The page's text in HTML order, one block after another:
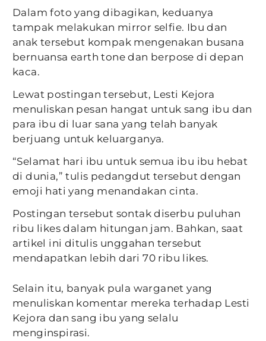
Dalam foto yang dibagikan, keduanya
tampak melakukan mirror selfie. Ibu dan
anak tersebut kompak mengenakan busana
bernuansa earth tone dan berpose di depan
kaca.
Lewat postingan tersebut, Lesti Kejora
menuliskan pesan hangat untuk sang ibu dan
para ibu di luar sana yang telah banyak
berjuang untuk keluarganya.
“Selamat hari ibu untuk semua ibu ibu hebat
di dunia,” tulis pedangdut tersebut dengan
emoji hati yang menandakan cinta.
Postingan tersebut sontak diserbu puluhan
ribu likes dalam hitungan jam. Bahkan, saat
artikel ini ditulis unggahan tersebut
mendapatkan lebih dari 70 ribu likes.
Selain itu, banyak pula warganet yang
menuliskan komentar mereka terhadap Lesti
Kejora dan sang ibu yang selalu
menginspirasi.